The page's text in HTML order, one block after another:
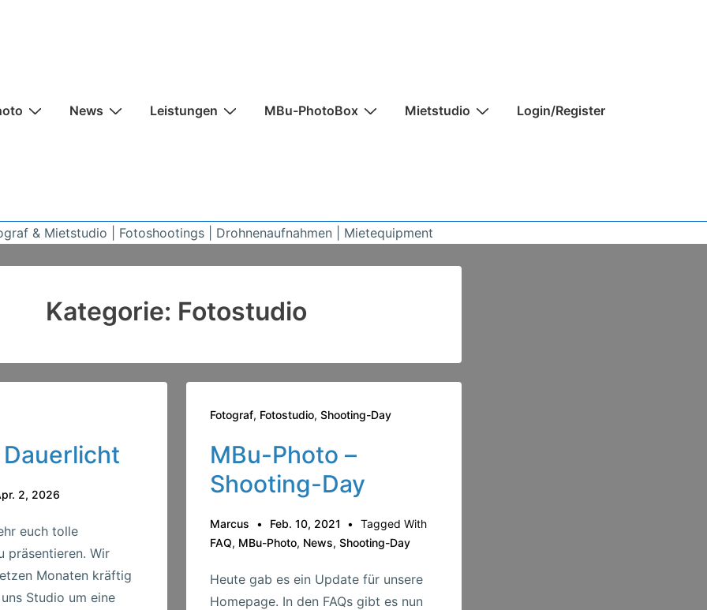
News Leistungen MBu-PhotoBox Mietstudio Login/Register
& Mietstudio | Fotoshootings | Drohnenaufnahmen | Mietequipment
Kategorie: Fotostudio
2, 2026
euch tolle
präsentieren. Wir
Monaten kräftig
Studio um eine
Fotograf, Fotostudio, Shooting-Day
MBu-Photo –
Shooting-Day
Marcus Feb. 10, 2021
Tagged With
FAQ, MBu-Photo, News, Shooting-Day
Heute gab es ein Update für unsere
Homepage. In den FAQs gibt es nun